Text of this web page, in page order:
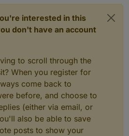
interested in this
don't have an account
to scroll through the
When you register for
come back to
before, and choose to
(either via email, or
also be able to save
posts to show your